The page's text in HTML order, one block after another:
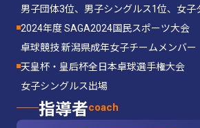
男子団体3位、男子シングルス1位、女子
2024年度 SAGA2024国民スポーツ大会
卓球競技 新潟県成年女子チームメンバー
天皇杯・皇后杯全日本卓球選手権大会
女子シングルス出場
指導者coach